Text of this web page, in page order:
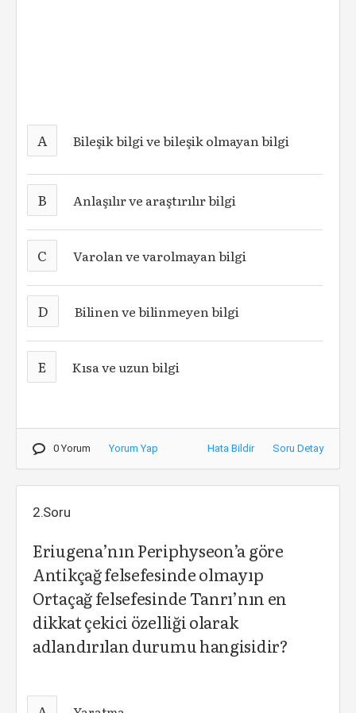
A Bileşik bilgi ve bileşik olmayan bilgi
B Anlaşılır ve araştırılır bilgi
C Varolan ve varolmayan bilgi
D Bilinen ve bilinmeyen bilgi
E Kısa ve uzun bilgi
0 Yorum Yorum Yap Hata Bildir Soru Detay
2.Soru
Eriugena’nın Periphyseon’a göre
Antikçağ felsefesinde olmayıp
Ortaçağ felsefesinde Tanrı’nın en
dikkat çekici özelliği olarak
adlandırılan durumu hangisidir?